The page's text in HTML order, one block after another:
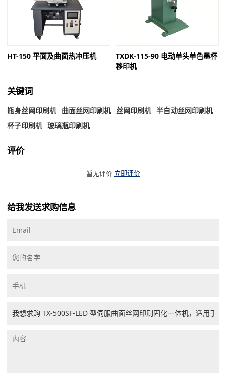
HT-150 平面及曲面热冲压机
TXDK-115-90 电动单头单色墨杯
移印机
关键词
瓶身丝网印刷机 曲面丝网印刷机 丝网印刷机 半自动丝网印刷机
杯子印刷机 玻璃瓶印刷机
评价
暂无评价 立即评价
给我发送求购信息